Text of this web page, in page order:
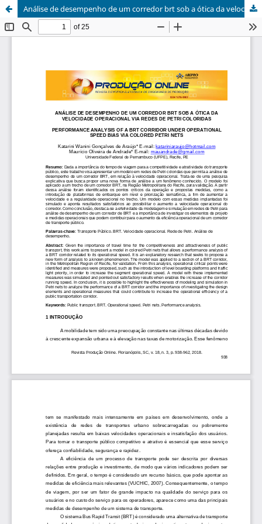
Análise de desempenho de um corredor brt sob a ótica da velocidade operacional via redes de petri coloridas